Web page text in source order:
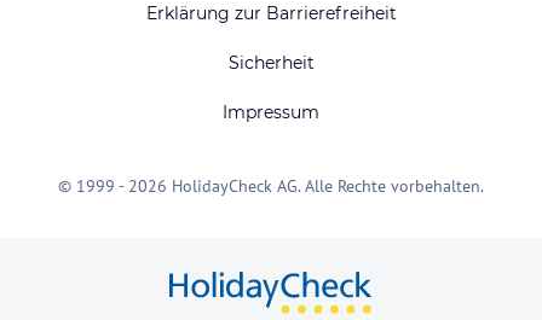
Erklärung zur Barrierefreiheit
Sicherheit
Impressum
© 1999 - 2026 HolidayCheck AG. Alle Rechte vorbehalten.